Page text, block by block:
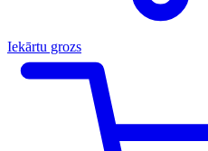
Iekārtu grozs